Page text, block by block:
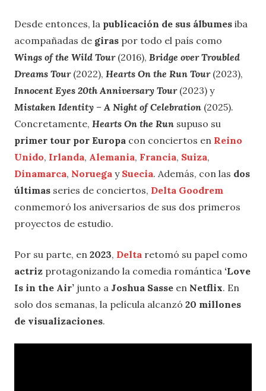
Desde entonces, la publicación de sus álbumes iba
acompañadas de giras por todo el país como
Wings of the Wild Tour (2016), Bridge over Troubled
Dreams Tour (2022), Hearts On the Run Tour(2023),
Innocent Eyes 20th Anniversary Tour (2023) y
Mistaken Identity – A Night of Celebration (2025).
Concretamente, Hearts On the Run supuso su
primer tour por Europa con conciertos en Reino
Unido, Irlanda, Alemania, Francia, Suiza,
Dinamarca, Noruega y Suecia. Además, con las dos
últimas series de conciertos, Delta Goodrem
conmemoró los aniversarios de sus dos primeros
proyectos de estudio.
Por su parte, en 2023, Delta retomó su papel como
actriz protagonizando la comedia romántica ‘Love
Is in the Air’ junto a Joshua Sasse en Netflix. En
solo dos semanas, la película alcanzó 20 millones
de visualizaciones.